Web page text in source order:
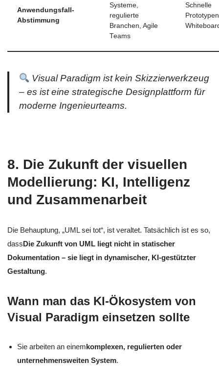
Anwendungsfall-
Abstimmung
Systeme,
regulierte
Branchen, Agile
Teams
Schnelle
Visual Paradigm ist kein Skizzierwerkzeug
– es ist eine strategische Designplattform für
moderne Ingenieurteams.
8. Die Zukunft der visuellen
Modellierung: KI, Intelligenz
und Zusammenarbeit
Die Behauptung, „UML sei tot“, ist veraltet. Tatsächlich ist es so,
dassDie Zukunft von UML liegt nicht in statischer
Dokumentation – sie liegt in dynamischer, KI-gestützter
Gestaltung.
Wann man das KI-Ökosystem von
Visual Paradigm einsetzen sollte
Sie arbeiten an einemkomplexen, regulierten oder
unternehmensweiten System.